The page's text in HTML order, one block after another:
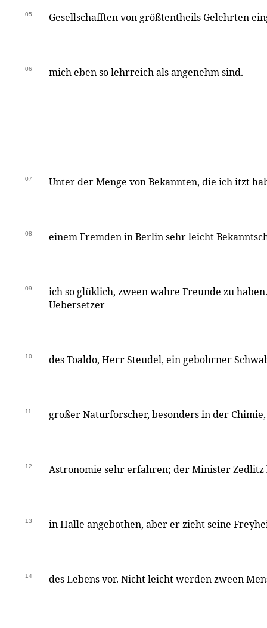
05 Gesellschafften von größtentheils Gelehrten
06 mich eben so lehrreich als angenehm sind.
07 Unter der Menge von Bekannten, die ich itzt
08 einem Fremden in Berlin sehr leicht
09
ich so glüklich, zween wahre Freunde zu
Uebersetzer
10 des Toaldo, Herr Steudel, ein gebohrner
11 großer Naturforscher, besonders in der
12 Astronomie sehr erfahren; der Minister Zedlitz
13 in Halle angebothen, aber er zieht seine
14 des Lebens vor. Nicht leicht werden zween